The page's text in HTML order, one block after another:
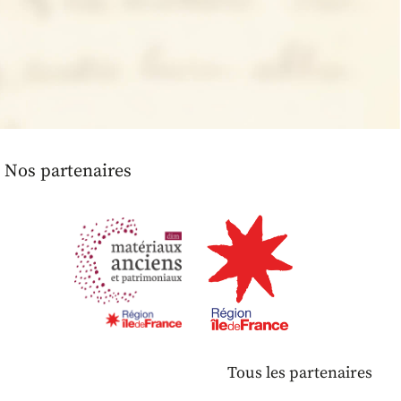
Nos partenaires
Tous les partenaires